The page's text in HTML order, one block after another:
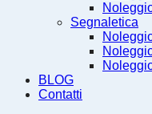
Segnaletica
BLOG
Contatti